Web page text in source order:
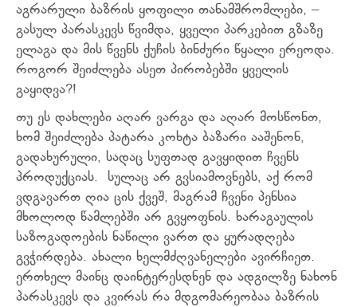
აგრარული ბაზრის ყოფილი თანამშრომლები, –
გასულ პარასკევს წვიმდა, ყველი პარკებით გზაზე
ელაგა და მის წვენს ქუჩის ბინძური წყალი ერეოდა.
როგორ შეიძლება ასეთ პირობებში ყველის
გაყიდვა?!
თუ ეს დახლები აღარ ვარგა და აღარ მოსწონთ,
ხომ შეიძლება პატარა კოხტა ბაზარი ააშენონ,
გადახურული, სადაც სუფთად გავყიდით ჩვენს
პროდუქციას. სულაც არ გვსიამოვნებს, აქ რომ
ვდგავართ ღია ცის ქვეშ, მაგრამ ჩვენი პენსია
მხოლოდ წამლებში არ გვყოფნის. ხარაგაულის
საზოგადოების ნაწილი ვართ და ყურადღება
გვჭირდება. ახალი ხელმძღვანელები ავირჩიეთ.
ერთხელ მაინც დაინტერესდნენ და ადგილზე ნახონ
პარასკევს და კვირას რა მდგომარეობაა ბაზრის